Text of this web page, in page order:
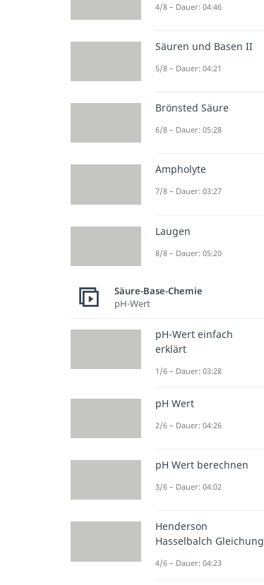
4/8 – Dauer: 04:46
Säuren und Basen II
5/8 – Dauer: 04:21
Brönsted Säure
6/8 – Dauer: 05:28
Ampholyte
7/8 – Dauer: 03:27
Laugen
8/8 – Dauer: 05:20
Säure-Base-Chemie
pH-Wert
pH-Wert einfach
erklärt
1/6 – Dauer: 03:28
pH Wert
2/6 – Dauer: 04:26
pH Wert berechnen
3/6 – Dauer: 04:02
Henderson
Hasselbalch Gleichung
4/6 – Dauer: 04:23